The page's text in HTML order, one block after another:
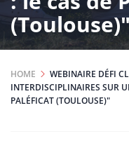
HOME
WEBINAIRE DÉFI
INTERDISCIPLINAIRES SUR
PALÉFICAT (TOULOUSE)"